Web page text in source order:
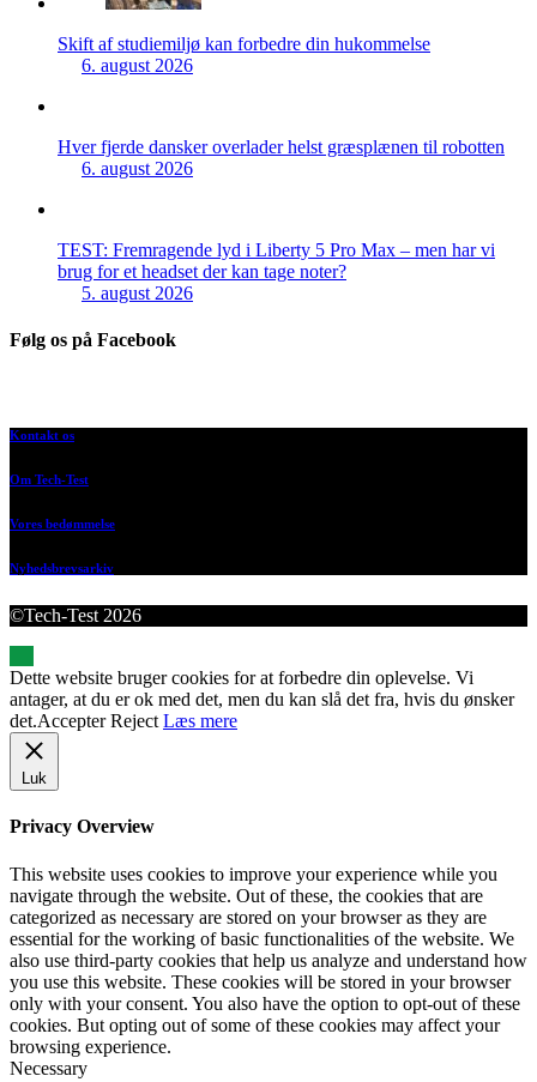
Skift af studiemiljø kan forbedre din hukommelse
6. august 2026
Hver fjerde dansker overlader helst græsplænen til robotten
6. august 2026
TEST: Fremragende lyd i Liberty 5 Pro Max – men har vi
brug for et headset der kan tage noter?
5. august 2026
Følg os på Facebook
Kontakt os
Om Tech-Test
Vores bedømmelse
Nyhedsbrevsarkiv
©Tech-Test 2026
Dette website bruger cookies for at forbedre din oplevelse. Vi
antager, at du er ok med det, men du kan slå det fra, hvis du ønsker
det.Accepter Reject Læs mere
Luk
Privacy Overview
This website uses cookies to improve your experience while you
navigate through the website. Out of these, the cookies that are
categorized as necessary are stored on your browser as they are
essential for the working of basic functionalities of the website. We
also use third-party cookies that help us analyze and understand how
you use this website. These cookies will be stored in your browser
only with your consent. You also have the option to opt-out of these
cookies. But opting out of some of these cookies may affect your
browsing experience.
Necessary